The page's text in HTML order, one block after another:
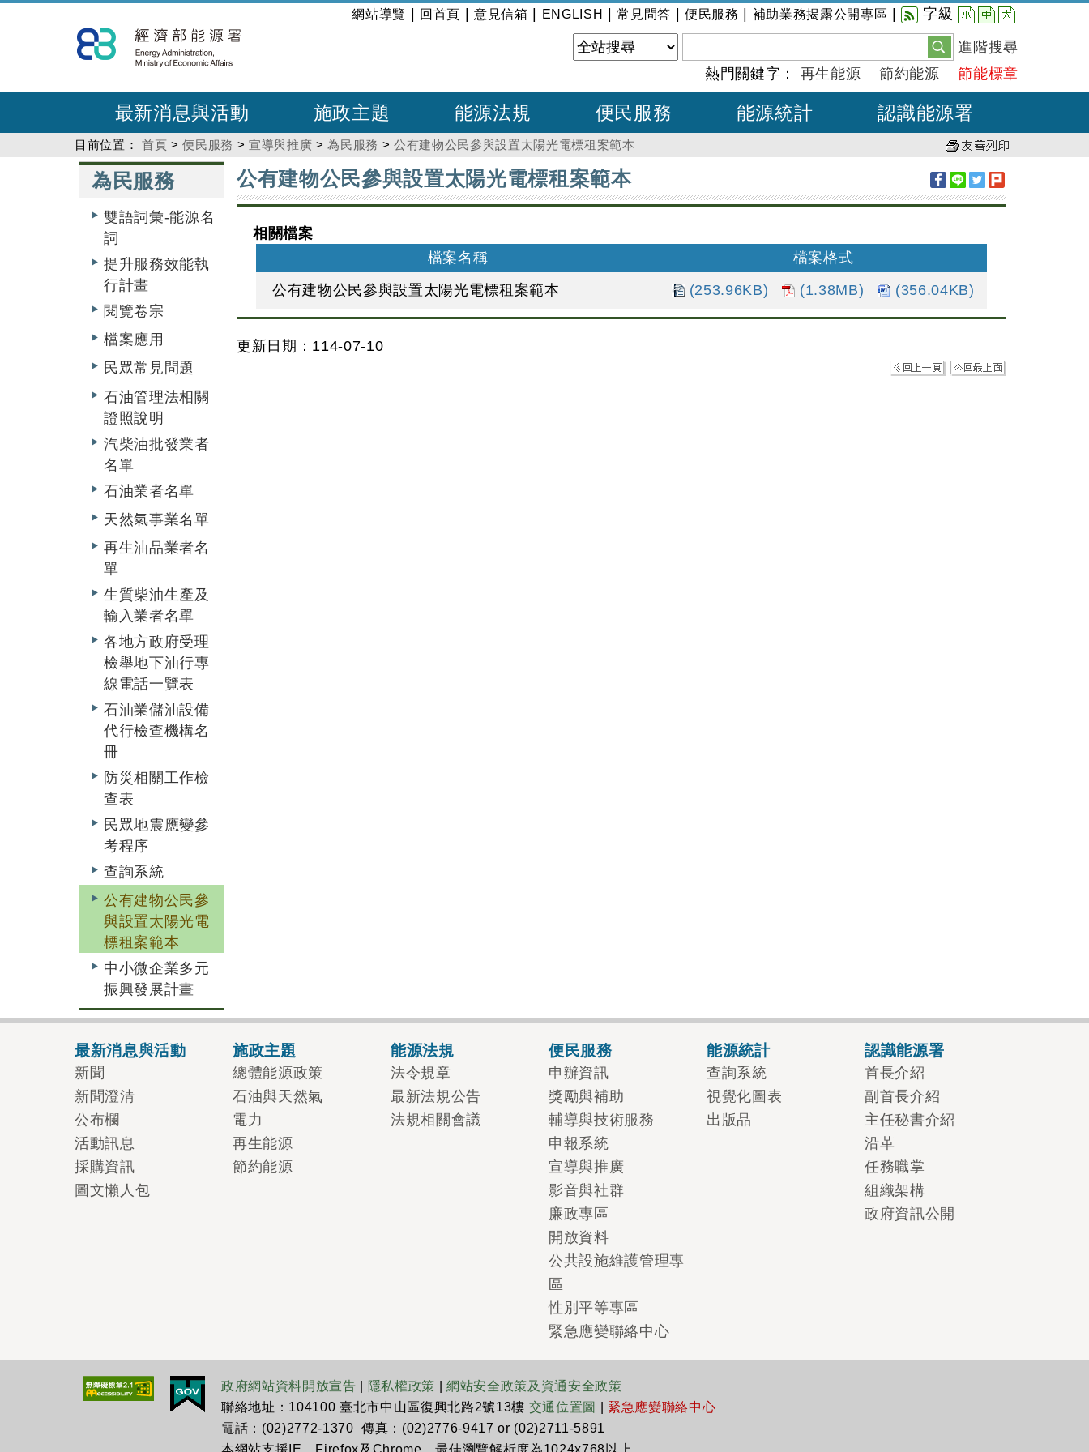
到
主
內
:::
網站導覽 回首頁 意見信箱 ENGLISH |常見問答 便民服務 補助業務揭露公開專區 字級 小 中 大
進階搜尋
熱門關鍵字： 再生能源 節約能源 節能標章
最新消息與活動 施政主題 能源法規 便民服務 能源統計 認識能源署
目前位置： 首頁 >便民服務 >宣導與推廣 >為民服務 >公有建物公民參與設置太陽光電標租案範本
為民服務
雙語詞彙-能源名
詞
提升服務效能執
行計畫
閱覽卷宗
檔案應用
民眾常見問題
石油管理法相關
證照說明
汽柴油批發業者
名單
石油業者名單
天然氣事業名單
再生油品業者名
單
生質柴油生產及
輸入業者名單
各地方政府受理
檢舉地下油行專
線電話一覽表
石油業儲油設備
代行檢查機構名
冊
防災相關工作檢
查表
民眾地震應變參
考程序
查詢系統
公有建物公民參
與設置太陽光電
標租案範本
中小微企業多元
振興發展計畫
:::
公有建物公民參與設置太陽光電標租案範本
相關檔案
檔案名稱
檔案格式
公有建物公民參與設置太陽光電標租案範本
(253.96KB) (1.38MB) (356.04KB)
更新日期：114-07-10
最新消息與活動
新聞
新聞澄清
公布欄
活動訊息
採購資訊
圖文懶人包
施政主題
總體能源政策
石油與天然氣
電力
再生能源
節約能源
能源法規
法令規章
最新法規公告
法規相關會議
便民服務
申辦資訊
獎勵與補助
輔導與技術服務
申報系統
宣導與推廣
影音與社群
廉政專區
開放資料
公共設施維護管理專
區
性別平等專區
緊急應變聯絡中心
能源統計
查詢系統
視覺化圖表
出版品
認識能源署
首長介紹
副首長介紹
主任秘書介紹
沿革
任務職掌
組織架構
政府資訊公開
政府網站資料開放宣告 隱私權政策 |網站安全政策及資通安全政策
聯絡地址：104100 臺北市中山區復興北路2號13樓 交通位置圖
緊急應變聯絡中心
電話：(02)2772-1370 傳真：(02)2776-9417 or (02)2711-5891
本網站支援IE、Firefox及Chrome，最佳瀏覽解析度為1024x768以上